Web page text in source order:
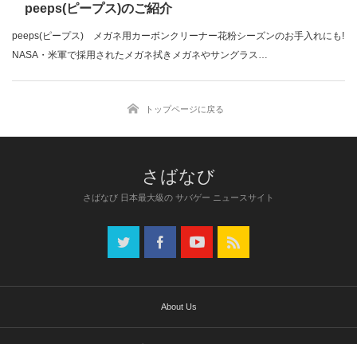
peeps(ピープス)のご紹介
peeps(ピープス) メガネ用カーボンクリーナー花粉シーズンのお手入れにも!
NASA・米軍で採用されたメガネ拭きメガネやサングラス…
トップページに戻る
さばなび 日本最大級の サバゲー ニュースサイト
About Us